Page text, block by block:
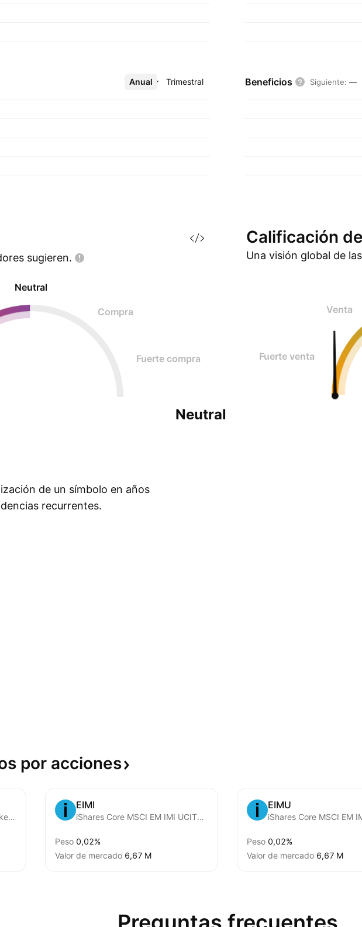
Anual Trimestral
Más Beneficios Siguiente: —
sugieren.
Neutral
Compra
Fuerte compra
Neutral
Calificación
Una visión global de
Venta
Fuerte venta
de un símbolo en años
recurrentes.
por acciones
Vanguard FTSE Emerging Markets ETF
EIMI
iShares Core MSCI EM IMI UCITS ETF
Peso 0,02%
Valor de mercado ‪6,67 M‬
EIMU
Peso 0,02%
Valor de mercado ‪6,67 M‬